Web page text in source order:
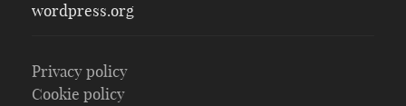
wordpress.org
Privacy policy
Cookie policy